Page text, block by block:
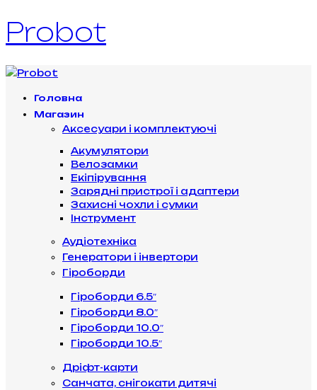
Probot
Головна
Магазин
Аксесуари і комплектуючі
Акумулятори
Велозамки
Екіпірування
Зарядні пристрої і адаптери
Захисні чохли і сумки
Інструмент
Аудіотехніка
Генератори і інвертори
Гіроборди
Гіроборди 6.5″
Гіроборди 8.0″
Гіроборди 10.0″
Гіроборди 10.5″
Дріфт-карти
Санчата, снігокати дитячі